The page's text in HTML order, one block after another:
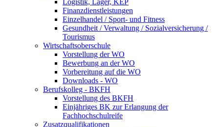
Logistik, Lager, KEP
Finanzdienstleistungen
Einzelhandel / Sport- und Fitness
Gesundheit / Verwaltung / Sozialversicherung /
Tourismus
Wirtschaftsoberschule
Vorstellung der WO
Bewerbung an der WO
Vorbereitung auf die WO
Downloads - WO
Berufskolleg - BKFH
Vorstellung des BKFH
Einjähriges BK zur Erlangung der
Fachhochschulreife
Zusatzqualifikationen